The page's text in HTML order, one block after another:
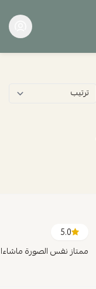
5.0
ممتاز نفس الصورة